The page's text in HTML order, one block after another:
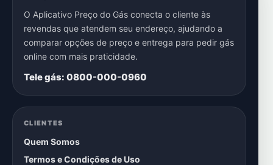
O Aplicativo Preço do Gás conecta o cliente às
revendas que atendem seu endereço, ajudando a
comparar opções de preço e entrega para pedir gás
online com mais praticidade.
Tele gás: 0800-000-0960
CLIENTES
Quem Somos
Termos e Condições de Uso